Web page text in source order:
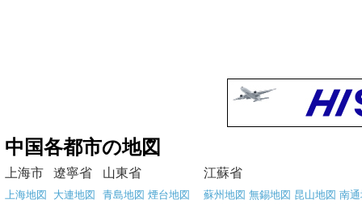
中国各都市の地図
上海市 遼寧省 山東省 江蘇省
上海地図 大連地図 青島地図 煙台地図 蘇州地図 無錫地図 昆山地図 南